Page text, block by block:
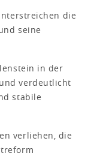
die
seine
in der
verdeutlicht
stabile
verliehen, die